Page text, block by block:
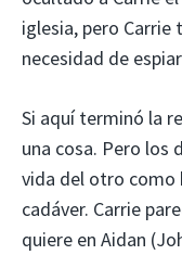
iglesia, pero
necesidad de
Si aquí terminó la
una cosa. Pero los
vida del otro como
cadáver. Carrie
quiere en Aidan